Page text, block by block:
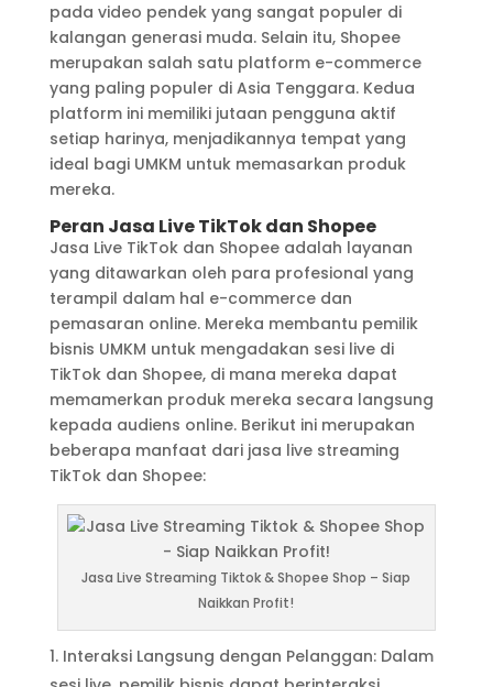
pada video pendek yang sangat populer di
kalangan generasi muda. Selain itu, Shopee
merupakan salah satu platform e-commerce
yang paling populer di Asia Tenggara. Kedua
platform ini memiliki jutaan pengguna aktif
setiap harinya, menjadikannya tempat yang
ideal bagi UMKM untuk memasarkan produk
mereka.
Peran Jasa Live TikTok dan Shopee
Jasa Live TikTok dan Shopee adalah layanan
yang ditawarkan oleh para profesional yang
terampil dalam hal e-commerce dan
pemasaran online. Mereka membantu pemilik
bisnis UMKM untuk mengadakan sesi live di
TikTok dan Shopee, di mana mereka dapat
memamerkan produk mereka secara langsung
kepada audiens online. Berikut ini merupakan
beberapa manfaat dari jasa live streaming
TikTok dan Shopee:
Jasa Live Streaming Tiktok & Shopee Shop – Siap
Naikkan Profit!
Interaksi Langsung dengan Pelanggan: Dalam